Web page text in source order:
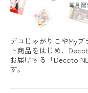
デコじゃがりこやMy
ト商品をはじめ、
お届けする「Decoto
す。